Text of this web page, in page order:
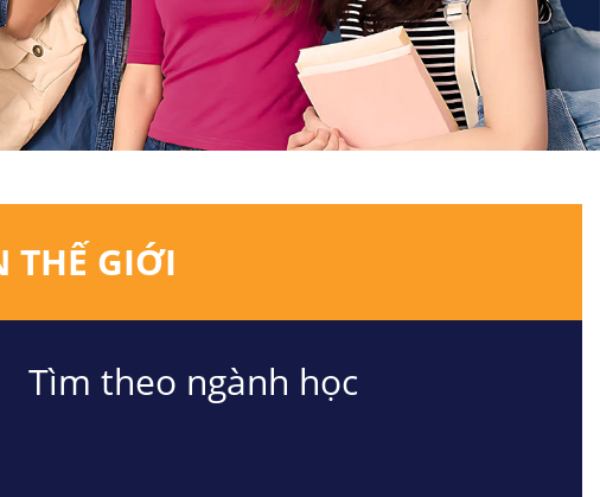
THẾ GIỚI
Tìm theo ngành học